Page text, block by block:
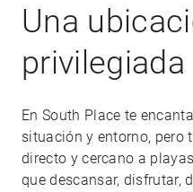
Una
privilegiada
En South Place te
situación y entorno, pero
directo y cercano a
que descansar, disfrutar,